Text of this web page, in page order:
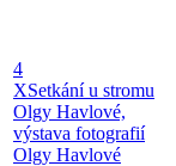
4
XSetkání u stromu
Olgy Havlové,
výstava fotografií
Olgy Havlové